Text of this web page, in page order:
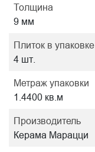
Толщина
9 мм
Плиток в упаковке
4 шт.
Метраж упаковки
1.4400 кв.м
Производитель
Керама Марацци